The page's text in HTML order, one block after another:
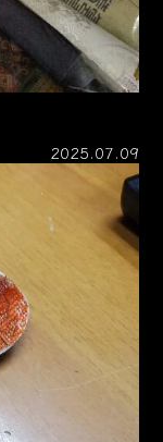
2025.07.09